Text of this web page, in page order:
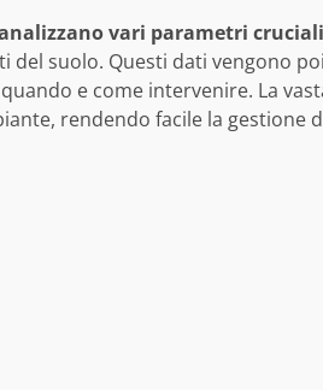
vari parametri
suolo. Questi dati vengono
e come intervenire. La
rendendo facile la gestione